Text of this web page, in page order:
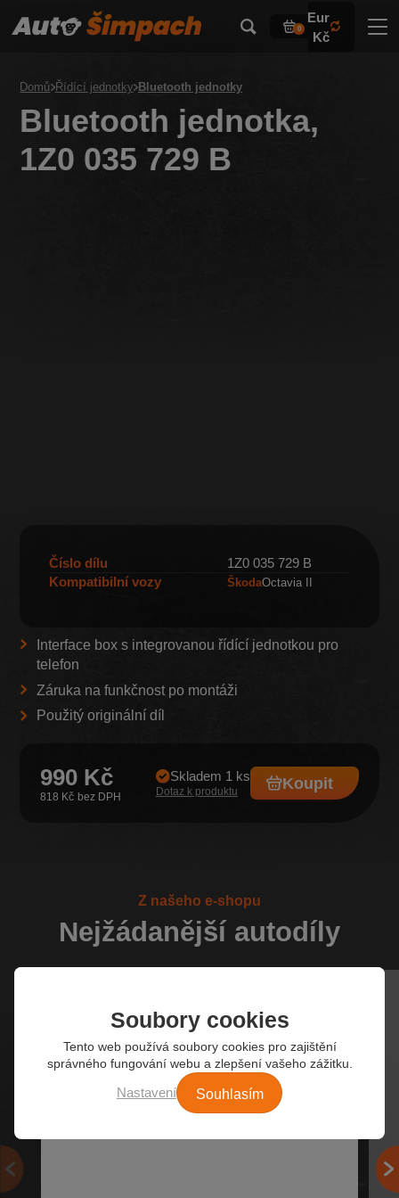
0
Eur
Kč
Domů Řídící jednotky Bluetooth jednotky
Bluetooth jednotka,
1Z0 035 729 B
Číslo dílu
1Z0 035 729 B
Kompatibilní vozy
ŠkodaOctavia II
Interface box s integrovanou řídící jednotkou pro
telefon
Záruka na funkčnost po montáži
Použitý originální díl
990 Kč
818 Kč
Skladem 1 ks
Dotaz k produktu Koupit
Z našeho e-shopu
Nejžádanější autodíly
Soubory cookies
Tento web používá soubory cookies pro zajištění
správného fungování webu a zlepšení vašeho zážitku.
Nastavení Souhlasím